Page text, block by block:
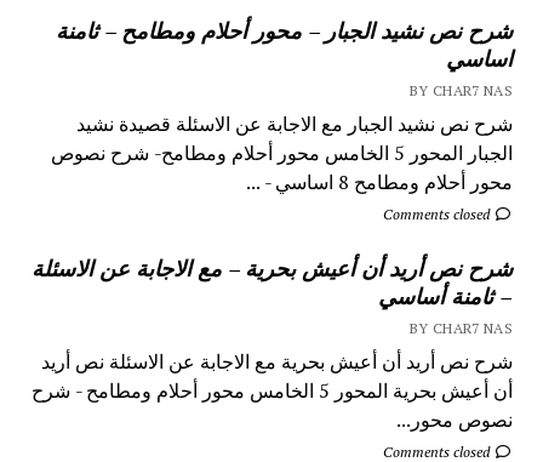
شرح نص نشيد الجبار – محور أحلام ومطامح – ثامنة
اساسي
BY CHAR7 NAS
شرح نص نشيد الجبار مع الاجابة عن الاسئلة قصيدة نشيد
الجبار المحور 5 الخامس محور أحلام ومطامح- شرح نصوص
محور أحلام ومطامح 8 اساسي - ...
Comments closed
شرح نص أريد أن أعيش بحرية – مع الاجابة عن الاسئلة
– ثامنة أساسي
BY CHAR7 NAS
شرح نص أريد أن أعيش بحرية مع الاجابة عن الاسئلة نص أريد
أن أعيش بحرية المحور 5 الخامس محور أحلام ومطامح - شرح
نصوص محور...
Comments closed